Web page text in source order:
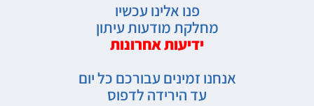
פנו אלינו עכשיו
מחלקת מודעות עיתון
ידיעות אחרונות
אנחנו זמינים עבורכם כל יום
עד הירידה לדפוס